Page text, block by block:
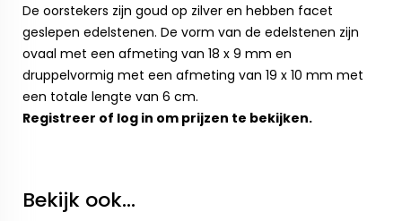
De oorstekers zijn goud op zilver en hebben facet
geslepen edelstenen. De vorm van de edelstenen zijn
ovaal met een afmeting van 18 x 9 mm en
druppelvormig met een afmeting van 19 x 10 mm met
een totale lengte van 6 cm.
Registreer of log in om prijzen te bekijken.
Bekijk ook...